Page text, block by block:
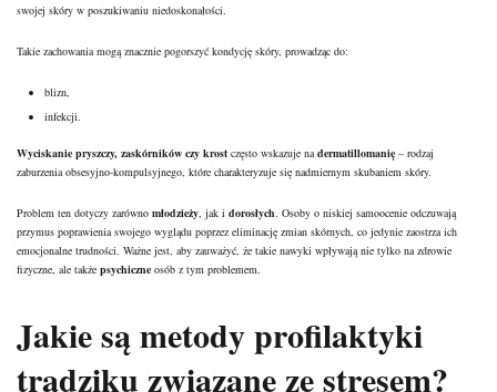
swojej skóry w poszukiwaniu niedoskonałości.
Takie zachowania mogą znacznie pogorszyć kondycję skóry, prowadząc do:
blizn
infekcji.
Wyciskanie pryszczy, zaskórników czy krost często wskazuje na dermatillomanię – rodzaj
zaburzenia obsesyjno-kompulsyjnego, które charakteryzuje się nadmiernym skubaniem skóry.
Problem ten dotyczy zarówno młodzieży , jak i dorosłych . Osoby o niskiej samoocenie odczuwają
przymus poprawienia swojego wyglądu poprzez eliminację zmian skórnych, co jedynie zaostrza ich
emocjonalne trudności. Ważne jest, aby zauważyć, że takie nawyki wpływają nie tylko na zdrowie
fizyczne, ale także psychiczne osób z tym problemem.
Jakie są metody profilaktyki
trądziku związane ze stresem?